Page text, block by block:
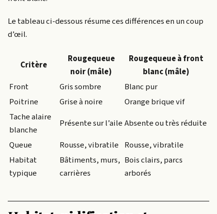
Le tableau ci-dessous résume ces différences en un coup
d’œil.
Critère
Rougequeue
noir (mâle)
Rougequeue à front
blanc (mâle)
Front
Gris sombre
Blanc pur
Poitrine
Grise à noire
Orange brique vif
Tache alaire
blanche
Présente sur l’aile Absente ou très réduite
Queue
Rousse, vibratile Rousse, vibratile
Habitat
typique
Bâtiments, murs,
carrières
Bois clairs, parcs
arborés